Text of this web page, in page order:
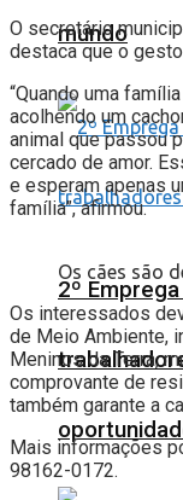
mundo
2º
O secretário
destaca que o
“Quando uma
acolhendo um
animal que passou
cercado de amor.
e esperam apenas
família”, afirmou.
Os cães são
Os interessados
de Meio Ambiente,
Meninos da Terra,
comprovante de
também garante a
Mais informações
98162-0172.